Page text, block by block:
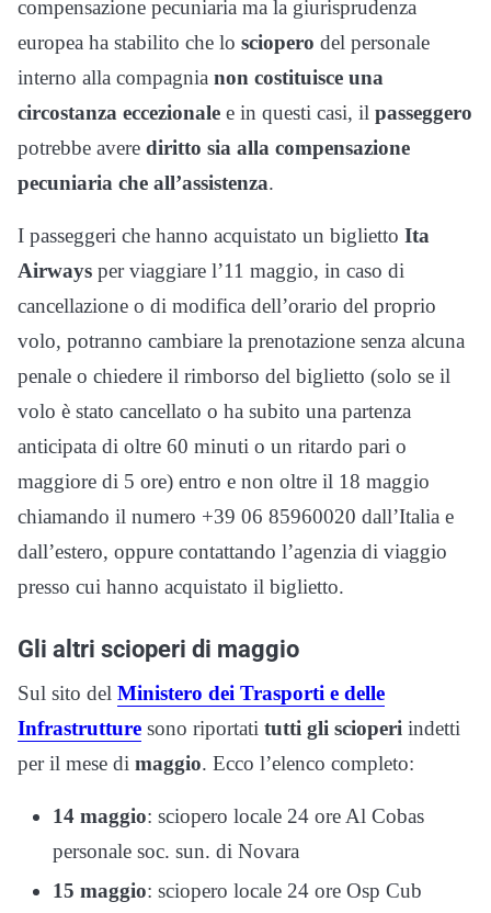
compensazione pecuniaria ma la giurisprudenza
europea ha stabilito che lo sciopero del personale
interno alla compagnia non costituisce una
circostanza eccezionale e in questi casi, il passeggero
potrebbe avere diritto sia alla compensazione
pecuniaria che all’assistenza.
I passeggeri che hanno acquistato un biglietto Ita
Airways per viaggiare l’11 maggio, in caso di
cancellazione o di modifica dell’orario del proprio
volo, potranno cambiare la prenotazione senza alcuna
penale o chiedere il rimborso del biglietto (solo se il
volo è stato cancellato o ha subito una partenza
anticipata di oltre 60 minuti o un ritardo pari o
maggiore di 5 ore) entro e non oltre il 18 maggio
chiamando il numero ‪‪+39 06 85960020 dall’Italia e
dall’estero, oppure contattando l’agenzia di viaggio
presso cui hanno acquistato il biglietto.
Gli altri scioperi di maggio
Sul sito del Ministero dei Trasporti e delle
Infrastrutture sono riportati tutti gli scioperi indetti
per il mese di maggio. Ecco l’elenco completo:
14 maggio: sciopero locale 24 ore Al Cobas
personale soc. sun. di Novara
15 maggio: sciopero locale 24 ore Osp Cub